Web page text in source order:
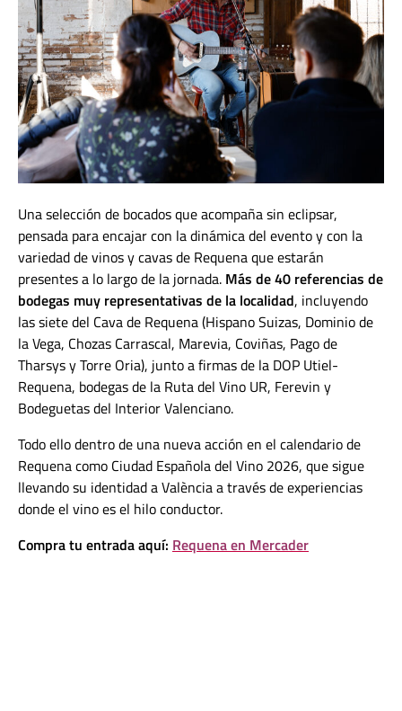
Una selección de bocados que acompaña sin eclipsar,
pensada para encajar con la dinámica del evento y con la
variedad de vinos y cavas de Requena que estarán
presentes a lo largo de la jornada. Más de 40 referencias de
bodegas muy representativas de la localidad, incluyendo
las siete del Cava de Requena (Hispano Suizas, Dominio de
la Vega, Chozas Carrascal, Marevia, Coviñas, Pago de
Tharsys y Torre Oria), junto a firmas de la DOP Utiel-
Requena, bodegas de la Ruta del Vino UR, Ferevin y
Bodeguetas del Interior Valenciano.
Todo ello dentro de una nueva acción en el calendario de
Requena como Ciudad Española del Vino 2026, que sigue
llevando su identidad a València a través de experiencias
donde el vino es el hilo conductor.
Compra tu entrada aquí: Requena en Mercader